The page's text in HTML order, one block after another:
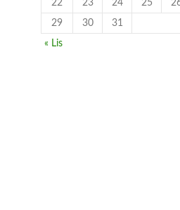
22 23 24 25
29 30 31
« Lis